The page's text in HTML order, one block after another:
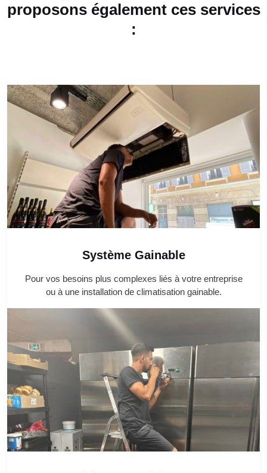
proposons également ces services
:
Système Gainable
Pour vos besoins plus complexes liés à votre entreprise
ou à une installation de climatisation gainable.